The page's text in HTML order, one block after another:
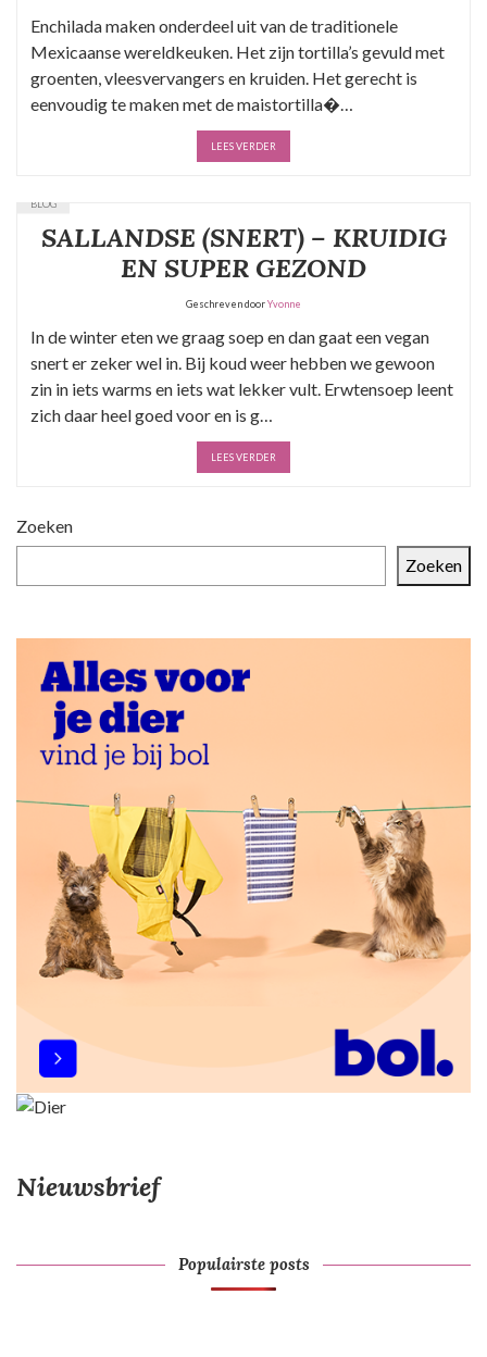
Enchilada maken onderdeel uit van de traditionele
Mexicaanse wereldkeuken. Het zijn tortilla’s gevuld met
groenten, vleesvervangers en kruiden. Het gerecht is
eenvoudig te maken met de maistortilla�…
LEES VERDER
BLOG
SALLANDSE (SNERT) – KRUIDIG
EN SUPER GEZOND
Geschreven doorYvonne
In de winter eten we graag soep en dan gaat een vegan
snert er zeker wel in. Bij koud weer hebben we gewoon
zin in iets warms en iets wat lekker vult. Erwtensoep leent
zich daar heel goed voor en is g…
LEES VERDER
Zoeken
Zoeken
Nieuwsbrief
Populairste posts